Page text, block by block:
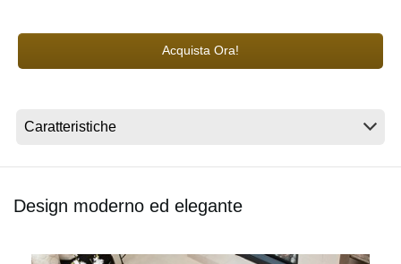
A proposito di Korg
Acquista Ora!
Design moderno ed elegante